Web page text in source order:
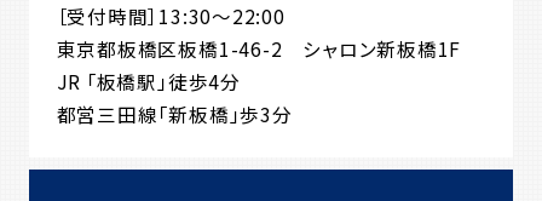
［受付時間］13:30～22:00
東京都板橋区板橋1-46-2 シャロン新板橋1F
JR 「板橋駅」徒歩4分
都営三田線「新板橋」歩3分